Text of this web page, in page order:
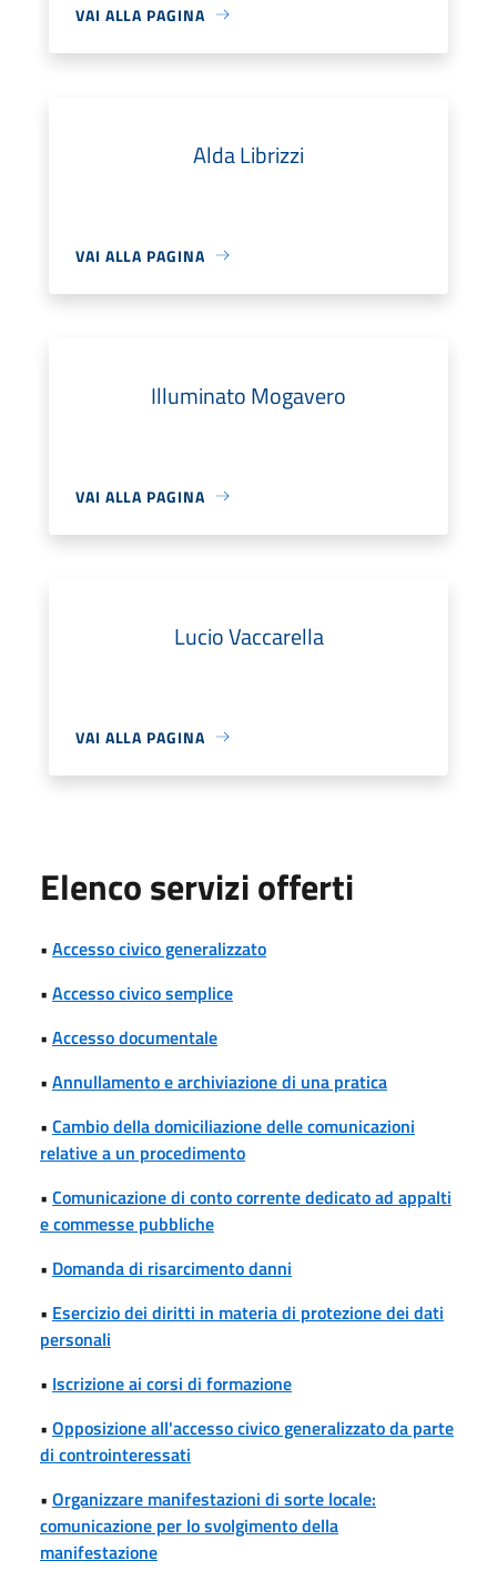
VAI ALLA PAGINA
Alda Librizzi
VAI ALLA PAGINA
Illuminato Mogavero
VAI ALLA PAGINA
Lucio Vaccarella
VAI ALLA PAGINA
Elenco servizi offerti
• Accesso civico generalizzato
• Accesso civico semplice
• Accesso documentale
• Annullamento e archiviazione di una pratica
• Cambio della domiciliazione delle comunicazioni
relative a un procedimento
• Comunicazione di conto corrente dedicato ad appalti
e commesse pubbliche
• Domanda di risarcimento danni
• Esercizio dei diritti in materia di protezione dei dati
personali
• Iscrizione ai corsi di formazione
• Opposizione all'accesso civico generalizzato da parte
di controinteressati
• Organizzare manifestazioni di sorte locale:
comunicazione per lo svolgimento della
manifestazione